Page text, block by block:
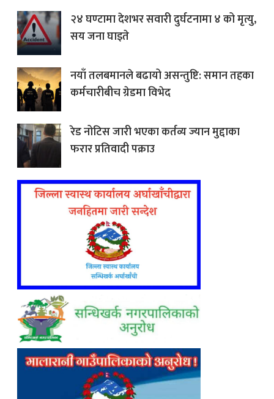
२४ घण्टामा देशभर सवारी दुर्घटनामा ४ को मृत्यु,
सय जना घाइते
नयाँ तलबमानले बढायो असन्तुष्टि: समान तहका
कर्मचारीबीच ग्रेडमा विभेद
रेड नोटिस जारी भएका कर्तव्य ज्यान मुद्दाका
फरार प्रतिवादी पक्राउ